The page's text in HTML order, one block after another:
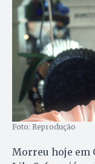
Foto: Reprodução
Morreu hoje em